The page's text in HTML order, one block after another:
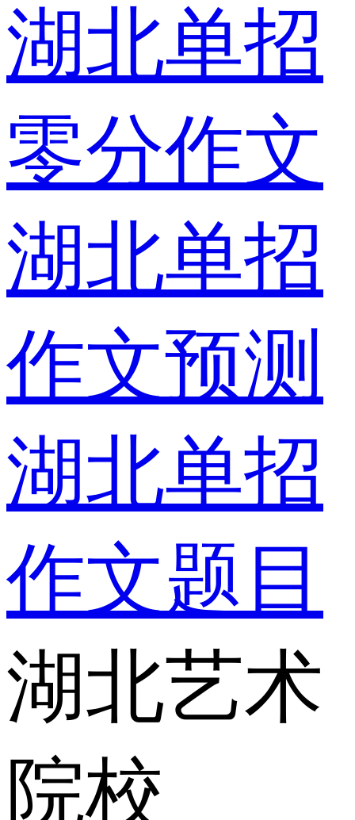
湖北单招
零分作文
湖北单招
作文预测
湖北单招
作文题目
湖北艺术
院校